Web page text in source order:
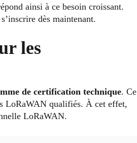
ainsi à ce besoin croissant.
dès maintenant.
les
de certification technique. Ce
LoRaWAN qualifiés. À cet effet,
LoRaWAN.